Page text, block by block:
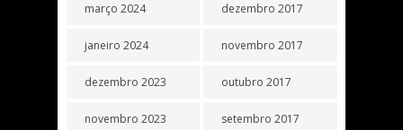
março 2024
janeiro 2024
dezembro 2023
novembro 2023
dezembro 2017
novembro 2017
outubro 2017
setembro 2017